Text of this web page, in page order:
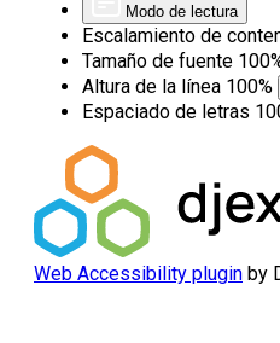
Modo de lectura
Escalamiento de
Tamaño de fuente 100
Altura de la línea 100%
Espaciado de letras
Web Accessibility plugin by